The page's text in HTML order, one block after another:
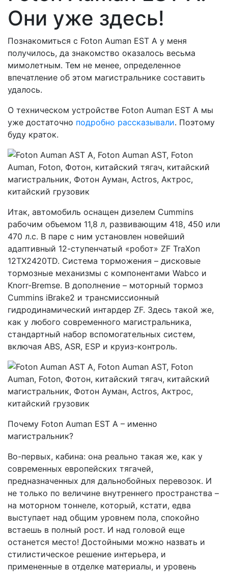
Они уже здесь!
Познакомиться с Foton Auman EST A у меня
получилось, да знакомство оказалось весьма
мимолетным. Тем не менее, определенное
впечатление об этом магистральнике составить
удалось.
О техническом устройстве Foton Auman EST A мы
уже достаточно подробно рассказывали. Поэтому
буду краток.
Итак, автомобиль оснащен дизелем Cummins
рабочим объемом 11,8 л, развивающим 418, 450 или
470 л.с. В паре с ним установлен новейший
адаптивный 12-ступенчатый «робот» ZF TraXon
12TX2420TD. Система торможения – дисковые
тормозные механизмы с компонентами Wabco и
Knorr-Bremse. В дополнение – моторный тормоз
Cummins iBrake2 и трансмиссионный
гидродинамический интардер ZF. Здесь такой же,
как у любого современного магистральника,
стандартный набор вспомогательных систем,
включая ABS, ASR, ESP и круиз-контроль.
Почему Foton Auman EST A – именно
магистральник?
Во-первых, кабина: она реально такая же, как у
современных европейских тягачей,
предназначенных для дальнобойных перевозок. И
не только по величине внутреннего пространства –
на моторном тоннеле, который, кстати, едва
выступает над общим уровнем пола, спокойно
встаешь в полный рост. И над головой еще
останется место! Достойными можно назвать и
стилистическое решение интерьера, и
примененные в отделке материалы, и уровень